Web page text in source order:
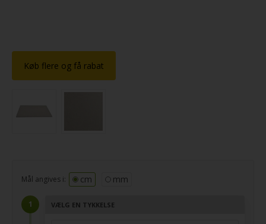
Køb flere og få rabat
Mål angives i: cm mm
VÆLG EN TYKKELSE